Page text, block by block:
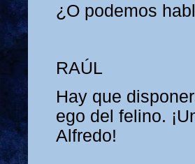
¿O podemos
RAÚL
Hay que
ego del felino.
Alfredo!